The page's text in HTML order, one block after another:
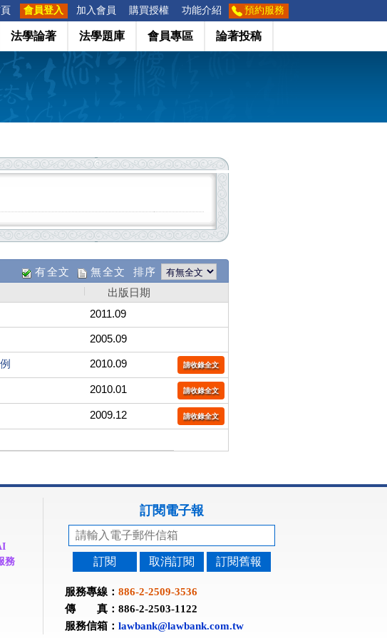
會員登入 加入會員 購買授權 功能介紹 預約服務
法學論著 法學題庫 會員專區 論著投稿
有全文 無全文 排序
出版日期
2011.09
2005.09
2010.09 請收錄全文
2010.01 請收錄全文
2009.12 請收錄全文
務
訂閱電子報
訂閱 取消訂閱 訂閱舊報
服務專線： 886-2-2509-3536
傳 真：886-2-2503-1122
服務信箱： lawbank@lawbank.com.tw